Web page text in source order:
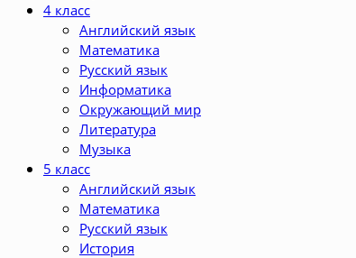
4 класс
Английский язык
Математика
Русский язык
Информатика
Окружающий мир
Литература
Музыка
5 класс
Английский язык
Математика
Русский язык
История